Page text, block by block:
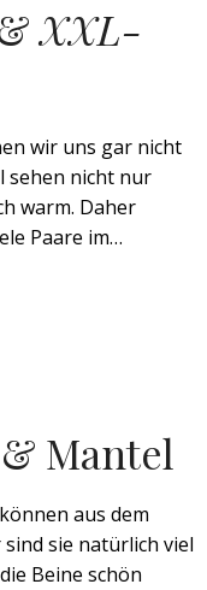
XXL-
wir uns gar nicht
sehen nicht nur
warm. Daher
Paare im…
Mantel
aus dem
sie natürlich viel
Beine schön